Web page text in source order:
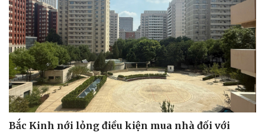
Cải chính
Bắc Kinh nới lỏng điều kiện mua nhà đối với